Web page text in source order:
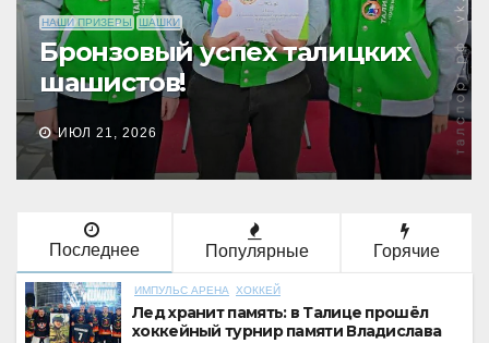
Талицкие спортсмены
покоряют «Кубок Черного
моря»
ИЮЛ 4, 2026
Последнее Популярные Горячие
ИМПУЛЬС АРЕНА ХОККЕЙ
Лед хранит память: в Талице прошёл
хоккейный турнир памяти Владислава